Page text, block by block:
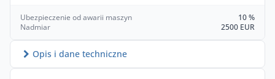
Ubezpieczenie od awarii maszyn
10 %
Nadmiar
2500 EUR
Opis i dane techniczne